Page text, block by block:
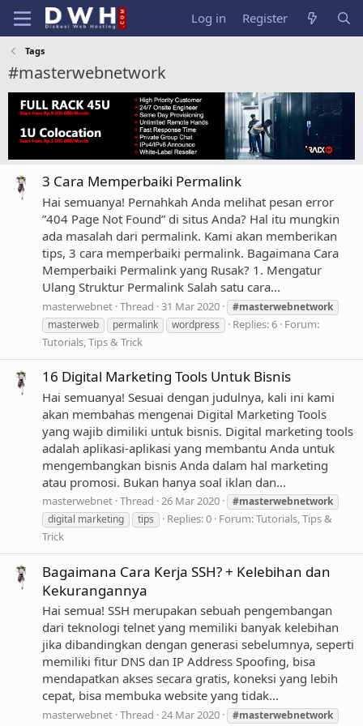
Log in Register
Tags
#masterwebnetwork
3 Cara Memperbaiki Permalink
Hai semuanya! Pernahkah Anda melihat pesan error
”404 Page Not Found” di situs Anda? Hal itu mungkin
ada masalah dari permalink. Kami akan memberikan
tips, 3 cara memperbaiki permalink. Bagaimana Cara
Memperbaiki Permalink yang Rusak? 1. Mengatur
Ulang Struktur Permalink Salah satu cara...
masterwebnet Thread 31 Mar 2020
#masterwebnetwork
masterweb
permalink wordpress Replies: 6 Forum:
Tutorials, Tips & Trick
16 Digital Marketing Tools Untuk Bisnis
Hai semuanya! Sesuai dengan judulnya, kali ini kami
akan membahas mengenai Digital Marketing Tools
yang wajib dimiliki untuk bisnis. Digital marketing tools
adalah aplikasi-aplikasi yang membantu Anda untuk
mengembangkan bisnis Anda dalam hal marketing
atau promosi. Bukan hanya soal iklan dan...
masterwebnet Thread 26 Mar 2020
#masterwebnetwork
digital marketing
tips Replies: 0 Forum:Tutorials, Tips &
Trick
Bagaimana Cara Kerja SSH? + Kelebihan dan
Kekurangannya
Hai semua! SSH merupakan sebuah pengembangan
dari teknologi telnet yang memiliki banyak kelebihan
jika dibandingkan dengan generasi sebelumnya, seperti
memiliki fitur DNS dan IP Address Spoofing, bisa
mendapatkan akses secara gratis, koneksi yang lebih
cepat, bisa membuka website yang tidak...
masterwebnet Thread 24 Mar 2020 #masterwebnetwork